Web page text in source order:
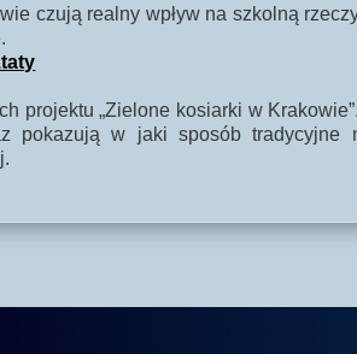
czują realny wpływ na szkolną
projektu „Zielone kosiarki w
pokazują w jaki sposób tradycyjne